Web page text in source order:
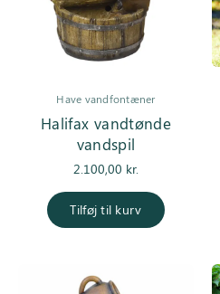
Have vandfontæner
Halifax vandtønde
vandspil
2.100,00 kr.
Tilføj til kurv